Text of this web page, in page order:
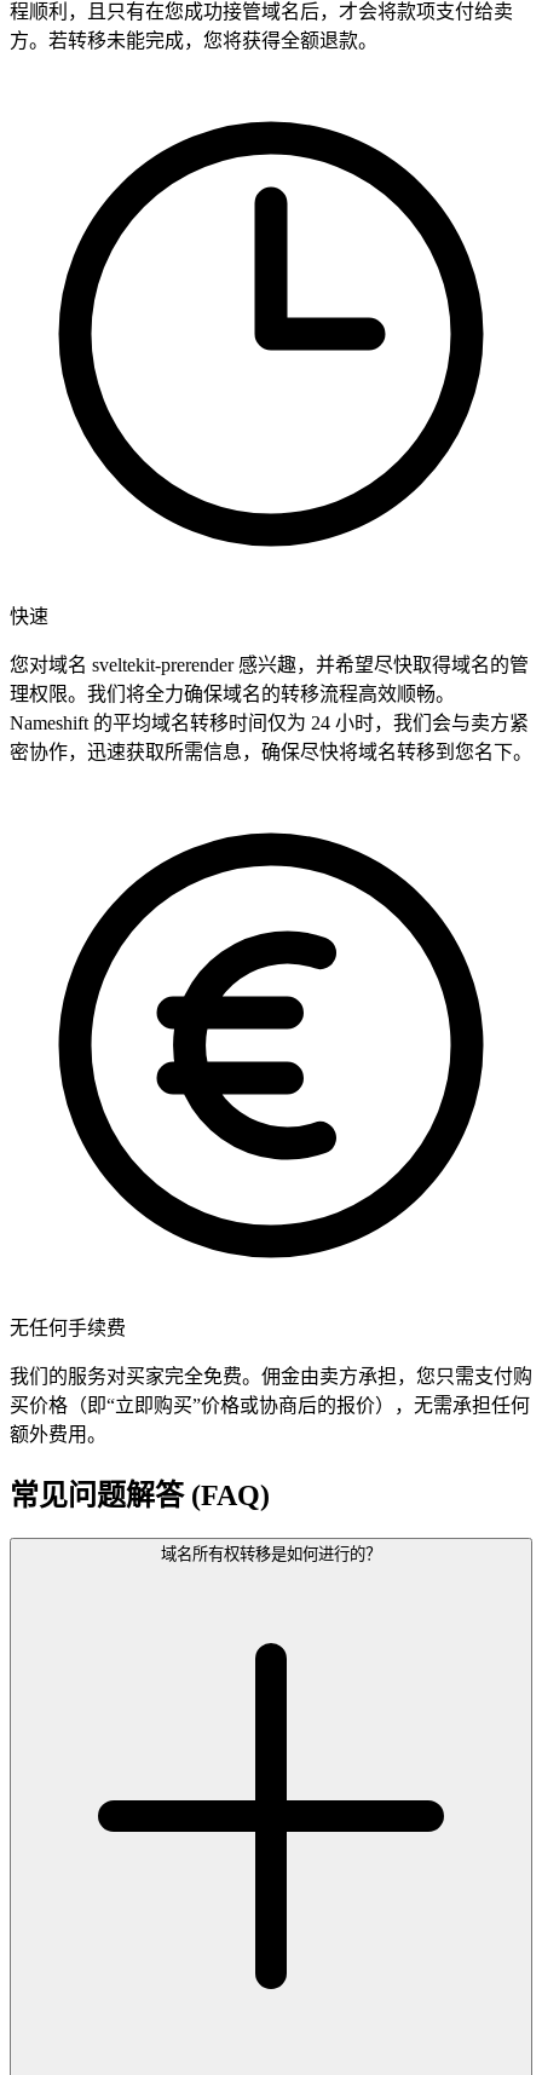
程顺利，且只有在您成功接管域名后，才会将款项支付给卖
方。若转移未能完成，您将获得全额退款。
快速
您对域名 sveltekit-prerender 感兴趣，并希望尽快取得域名的管
理权限。我们将全力确保域名的转移流程高效顺畅。
Nameshift 的平均域名转移时间仅为 24 小时，我们会与卖方紧
密协作，迅速获取所需信息，确保尽快将域名转移到您名下。
无任何手续费
我们的服务对买家完全免费。佣金由卖方承担，您只需支付购
买价格（即“立即购买”价格或协商后的报价），无需承担任何
额外费用。
常见问题解答 (FAQ)
域名所有权转移是如何进行的？